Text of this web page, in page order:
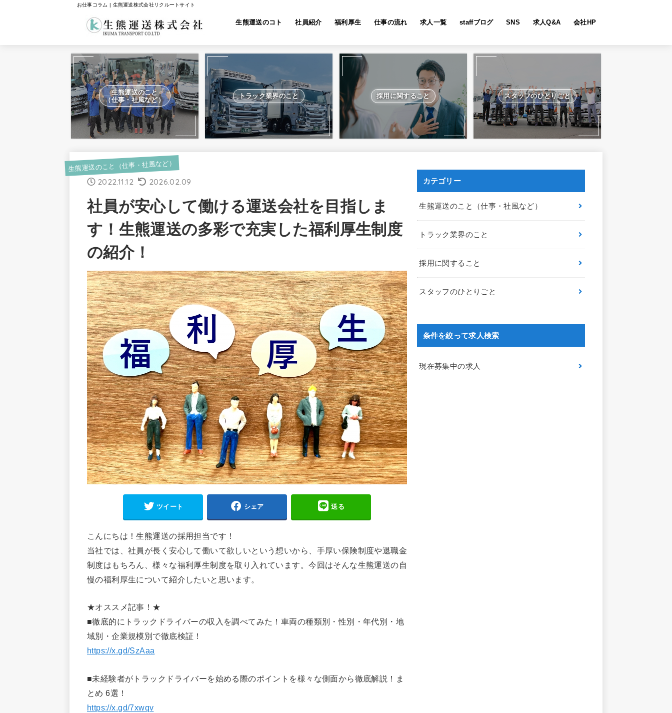
お仕事コラム | 生熊運送株式会社リクルートサイト
生熊運送のコト 社員紹介 福利厚生 仕事の流れ 求人一覧 staffブログ SNS 求人Q&A 会社HP
生熊運送のこと
（仕事・社風など）
トラック業界のこと 採用に関すること スタッフのひとりごと
生熊運送のこと（仕事・社風など）
2022.11.12 2026.02.09
社員が安心して働ける運送会社を目指しま
す！生熊運送の多彩で充実した福利厚生制度
の紹介！
ツイート シェア 送る
こんにちは！生熊運送の採用担当です！
当社では、社員が長く安心して働いて欲しいという想いから、手厚い保険制度や退職金
制度はもちろん、様々な福利厚生制度を取り入れています。今回はそんな生熊運送の自
慢の福利厚生について紹介したいと思います。
★オススメ記事！★
■徹底的にトラックドライバーの収入を調べてみた！車両の種類別・性別・年代別・地
域別・企業規模別で徹底検証！
https://x.gd/SzAaa
■未経験者がトラックドライバーを始める際のポイントを様々な側面から徹底解説！ま
とめ 6選！
https://x.gd/7xwqv
カテゴリー
生熊運送のこと（仕事・社風など）
トラック業界のこと
採用に関すること
スタッフのひとりごと
条件を絞って求人検索
現在募集中の求人